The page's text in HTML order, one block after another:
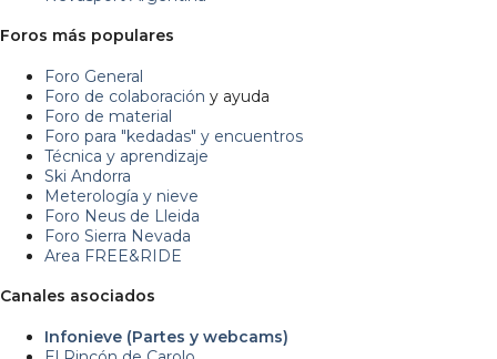
Foros más populares
Foro General
Foro de colaboración y ayuda
Foro de material
Foro para "kedadas" y encuentros
Técnica y aprendizaje
Ski Andorra
Meterología y nieve
Foro Neus de Lleida
Foro Sierra Nevada
Area FREE&RIDE
Canales asociados
Infonieve (Partes y webcams)